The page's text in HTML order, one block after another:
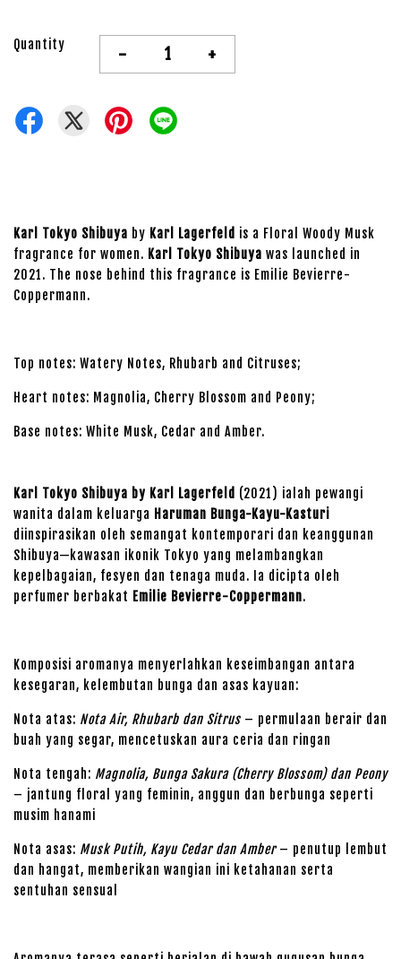
Quantity - +
Karl Tokyo Shibuya by Karl Lagerfeld is a Floral Woody Musk
fragrance for women. Karl Tokyo Shibuya was launched in
2021. The nose behind this fragrance is Emilie Bevierre-
Coppermann.
Top notes: Watery Notes, Rhubarb and Citruses;
Heart notes: Magnolia, Cherry Blossom and Peony;
Base notes: White Musk, Cedar and Amber.
Karl Tokyo Shibuya by Karl Lagerfeld (2021) ialah pewangi
wanita dalam keluarga Haruman Bunga-Kayu-Kasturi
diinspirasikan oleh semangat kontemporari dan keanggunan
Shibuya—kawasan ikonik Tokyo yang melambangkan
kepelbagaian, fesyen dan tenaga muda. Ia dicipta oleh
perfumer berbakat Emilie Bevierre-Coppermann.
Komposisi aromanya menyerlahkan keseimbangan antara
kesegaran, kelembutan bunga dan asas kayuan:
Nota atas: Nota Air, Rhubarb dan Sitrus – permulaan berair dan
buah yang segar, mencetuskan aura ceria dan ringan
Nota tengah: Magnolia, Bunga Sakura (Cherry Blossom) dan Peony
– jantung floral yang feminin, anggun dan berbunga seperti
musim hanami
Nota asas: Musk Putih, Kayu Cedar dan Amber– penutup lembut
dan hangat, memberikan wangian ini ketahanan serta
sentuhan sensual